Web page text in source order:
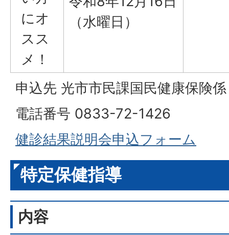
にオ
スス
メ！
（水曜日）
申込先 光市市民課国民健康保険係
電話番号 0833-72-1426
健診結果説明会申込フォーム
特定保健指導
内容